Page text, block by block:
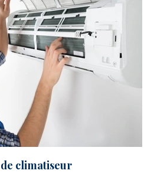
climatiseur